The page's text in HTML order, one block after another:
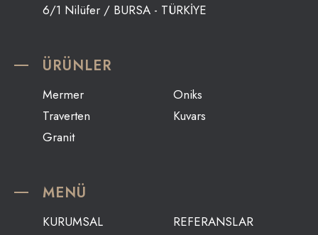
6/1 Nilüfer / BURSA - TÜRKİYE
ÜRÜNLER
Mermer
Oniks
Traverten
Kuvars
Granit
MENÜ
KURUMSAL
REFERANSLAR